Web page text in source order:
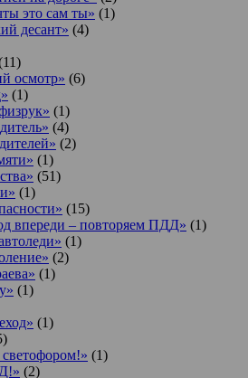
это сам ты» (1)
десант» (4)
осмотр» (6)
(1)
(1)
(4)
(2)
(1)
(51)
(1)
(15)
впереди – повторяем ПДД» (1)
(1)
(2)
(1)
(1)
(1)
(1)
(2)